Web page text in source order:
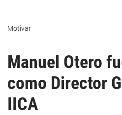
Motivar
Manuel Otero
como Director
IICA